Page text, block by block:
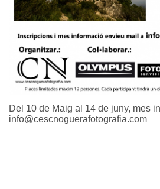
Del 10 de Maig al 14 de juny, mes
info@cescnoguerafotografia.com